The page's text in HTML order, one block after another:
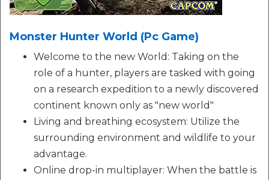
Monster Hunter World (Pc Game)
Welcome to the new World: Taking on the
role of a hunter, players are tasked with going
on a research expedition to a newly discovered
continent known only as "new world"
Living and breathing ecosystem: Utilize the
surrounding environment and wildlife to your
advantage.
Online drop-in multiplayer: When the battle is